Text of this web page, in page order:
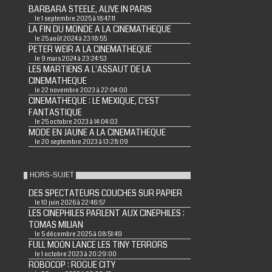
BARBARA STEELE, ALIVE IN PARIS
le 1 septembre 2025 à 18:47:11
LA FIN DU MONDE A LA CINEMATHEQUE
le 25 août 2024 à 23:18:55
PETER WEIR A LA CINEMATHEQUE
le 9 mars 2024 à 23:24:53
LES MARTIENS A L'ASSAUT DE LA
CINEMATHEQUE
le 22 novembre 2023 à 22:04:00
CINEMATHEQUE : LE MEXIQUE, C'EST
FANTASTIQUE
le 25 octobre 2023 à 14:04:03
MODE EN JAUNE A LA CINEMATHEQUE
le 20 septembre 2023 à 13:28:09
HORS-SUJET
DES SPECTATEURS COUCHES SUR PAPIER
le 10 juin 2026 à 22:46:57
LES CINEPHILES PARLENT AUX CINEPHILES :
TOMAS MILIAN
le 5 décembre 2025 à 08:51:49
FULL MOON LANCE LES TINY TERRORS
le 1 octobre 2023 à 20:29:00
ROBOCOP : ROGUE CITY